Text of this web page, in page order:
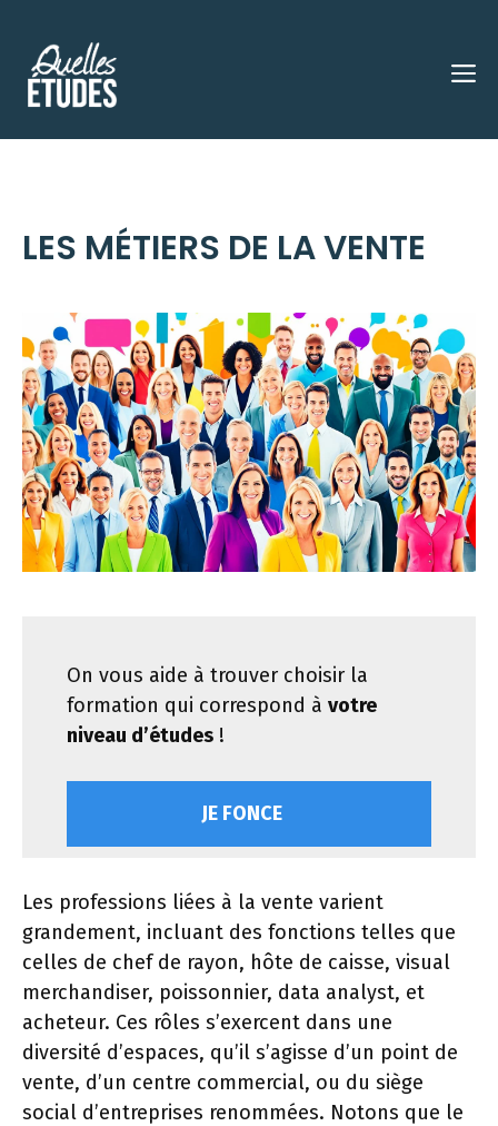
contenu
LES MÉTIERS DE LA VENTE
On vous aide à trouver choisir la
formation qui correspond à votre
niveau d’études !
JE FONCE
Les professions liées à la vente varient
grandement, incluant des fonctions telles que
celles de chef de rayon, hôte de caisse, visual
merchandiser, poissonnier, data analyst, et
acheteur. Ces rôles s’exercent dans une
diversité d’espaces, qu’il s’agisse d’un point de
vente, d’un centre commercial, ou du siège
social d’entreprises renommées. Notons que le